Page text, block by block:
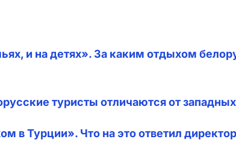
и на детях». За каким отдыхом
туристы отличаются от
в Турции». Что на это ответил директор